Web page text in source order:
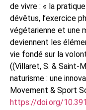
de vivre : « la
dévêtus, l’exercice
végétarienne et une
deviennent les
vie fondé sur la
((Villaret, S. & Saint-
naturisme : une
Movement & Sport
https://doi.org/